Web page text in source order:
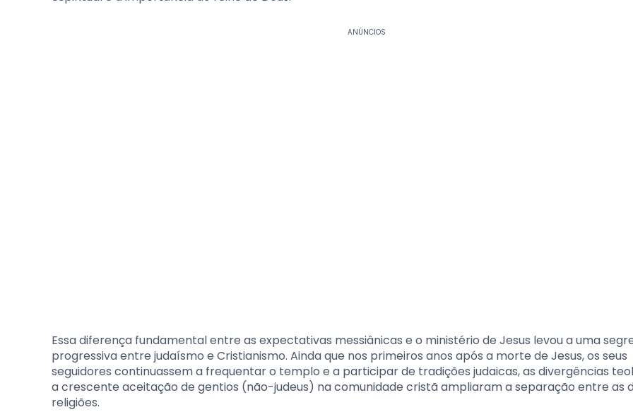
ANÚNCIOS
Essa diferença fundamental entre as expectativas messiânicas e o ministério de Jesus levou a uma
progressiva entre judaísmo e Cristianismo. Ainda que nos primeiros anos após a morte de Jesus, os seus
seguidores continuassem a frequentar o templo e a participar de tradições judaicas, as divergências
a crescente aceitação de gentios (não-judeus) na comunidade cristã ampliaram a separação entre as
religiões.